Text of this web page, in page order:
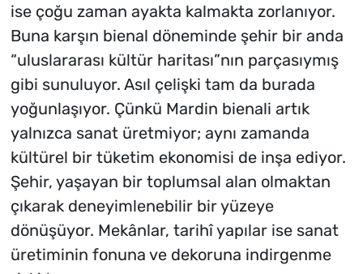
ise çoğu zaman ayakta kalmakta zorlanıyor.
Buna karşın bienal döneminde şehir bir anda
“uluslararası kültür haritası”nın parçasıymış
gibi sunuluyor. Asıl çelişki tam da burada
yoğunlaşıyor. Çünkü Mardin bienali artık
yalnızca sanat üretmiyor; aynı zamanda
kültürel bir tüketim ekonomisi de inşa ediyor.
Şehir, yaşayan bir toplumsal alan olmaktan
çıkarak deneyimlenebilir bir yüzeye
dönüşüyor. Mekânlar, tarihî yapılar ise sanat
üretiminin fonuna ve dekoruna indirgenme